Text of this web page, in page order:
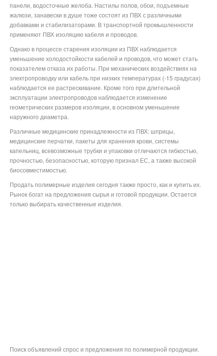
панели, водосточные желоба. Настилы полов, обои, подъемные
жалюзи, занавески в душе тоже состоят из ПВХ с различными
добавками и стабилизаторами. В транспортной промышленности
применяют ПВХ изоляцию кабеля и проводов.
Однако в процессе старения изоляции из ПВХ наблюдается
уменьшение холодостойкости кабелей и проводов, что может стать
показателем отказа их работы. При механических воздействиях на
электропроводку или кабель при низких температурах (-15 градусах)
наблюдается ее растрескивание. Кроме того при длительной
эксплуатации электропроводов наблюдается изменение
геометрических размеров изоляции, в основном уменьшение
наружного диаметра.
Различные медицинские принадлежности из ПВХ: шприцы,
медицинские перчатки, пакеты для хранения крови, системы
капельниц, всевозможные трубки и упаковки отличаются гибкостью,
прочностью, безопасностью, которую признал ЕС, а также высокой
биосовместимостью.
Продать полимерные изделия сегодня также просто, как и купить их.
Рынок богат на предложения сырья и готовой продукции. Остается
только выбирать качественные изделия.
Поиск объявлений спрос и предложения по полимерной продукции.